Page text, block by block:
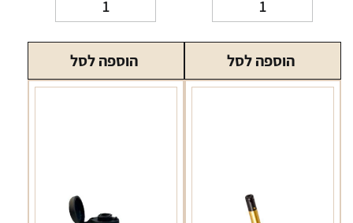
של
מצית
קליפר
טורבו
הוספה לסל
של
מצית
קליפר
עם
הוספה לסל